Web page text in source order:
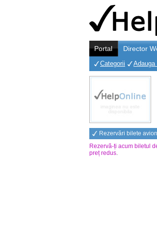
Portal Director
Categorii Adauga
Rezervări bilete avion
Rezervă-ți acum biletul
preț redus.